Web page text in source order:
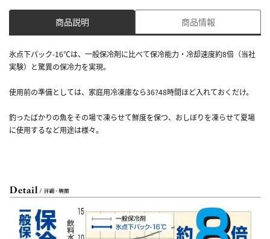
商品説明 商品情報
氷点下パック-16℃は、一般保冷剤に比べて保冷能力・冷却速度約8倍（当社
実験）と驚異の保冷力を実現。
使用前の準備としては、家庭用冷凍庫なら36?48時間ほど入れておくだけ。
釣ったばかりの魚をその場で凍らせて鮮度を保つ、おしぼりを凍らせて夏場
に使用するなど用途は様々。